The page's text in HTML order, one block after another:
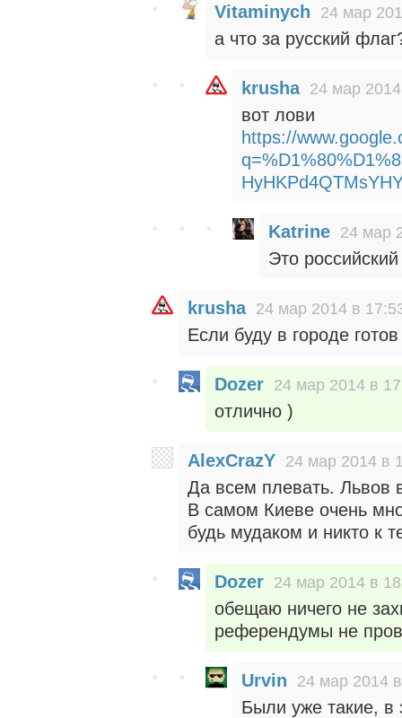
Vitaminych 24 мар
а что за русский
krusha 24 мар
вот лови
https://
Katrine 24 мар
Это
krusha 24 мар 2014 в
Если буду в городе готов
Dozer 24 мар 2014 в
отлично )
AlexCrazY 24 мар 2014 в
Да всем плевать. Львов
В самом Киеве очень
будь мудаком и никто к
Dozer 24 мар 2014 в
обещаю ничего не
референдумы не
Urvin 24 мар 2014
Были уже такие, в